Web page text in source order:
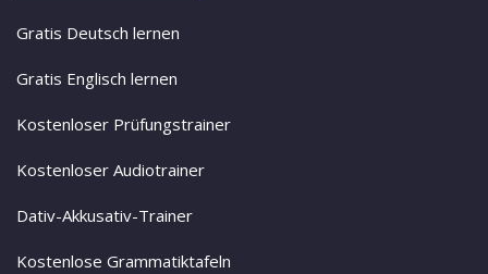
Gratis Deutsch lernen
Gratis Englisch lernen
Kostenloser Prüfungstrainer
Kostenloser Audiotrainer
Dativ-Akkusativ-Trainer
Kostenlose Grammatiktafeln